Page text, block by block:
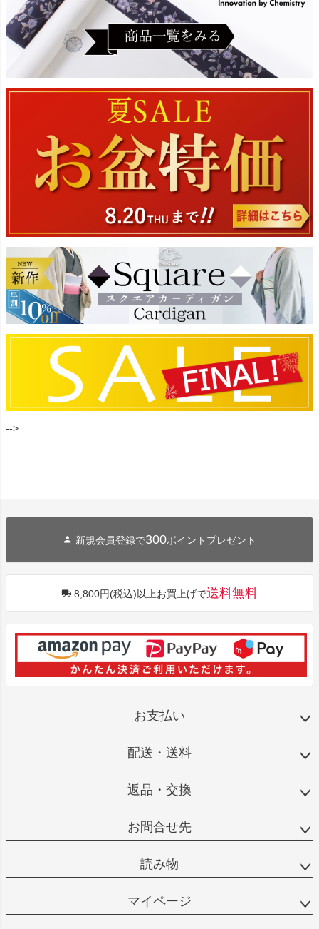
-->
新規会員登録で300ポイントプレゼント
8,800円(税込)以上お買上げで送料無料
お支払い
配送・送料
返品・交換
お問合せ先
読み物
マイページ